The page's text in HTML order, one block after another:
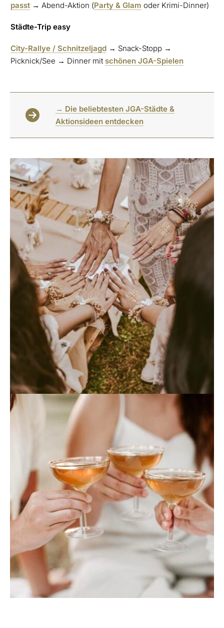
passt → Abend-Aktion (Party & Glam oder Krimi-Dinner)
Städte-Trip easy
City-Rallye / Schnitzeljagd → Snack-Stopp →
Picknick/See → Dinner mit schönen JGA-Spielen
→ Die beliebtesten JGA-Städte &
Aktionsideen entdecken